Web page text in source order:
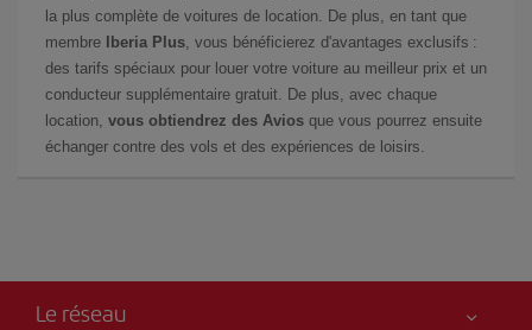
la plus complète de voitures de location. De plus, en tant que
membre
Iberia Plus, vous bénéficierez d'avantages exclusifs :
des tarifs spéciaux pour louer votre voiture au meilleur prix et un
conducteur supplémentaire gratuit. De plus, avec chaque
location, vous obtiendrez des Avios que vous pourrez ensuite
échanger contre des vols et des expériences de loisirs.
Le réseau